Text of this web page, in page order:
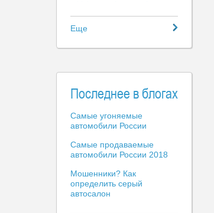
Еще
Последнее в блогах
Самые угоняемые
автомобили России
Самые продаваемые
автомобили России 2018
Мошенники? Как
определить серый
автосалон